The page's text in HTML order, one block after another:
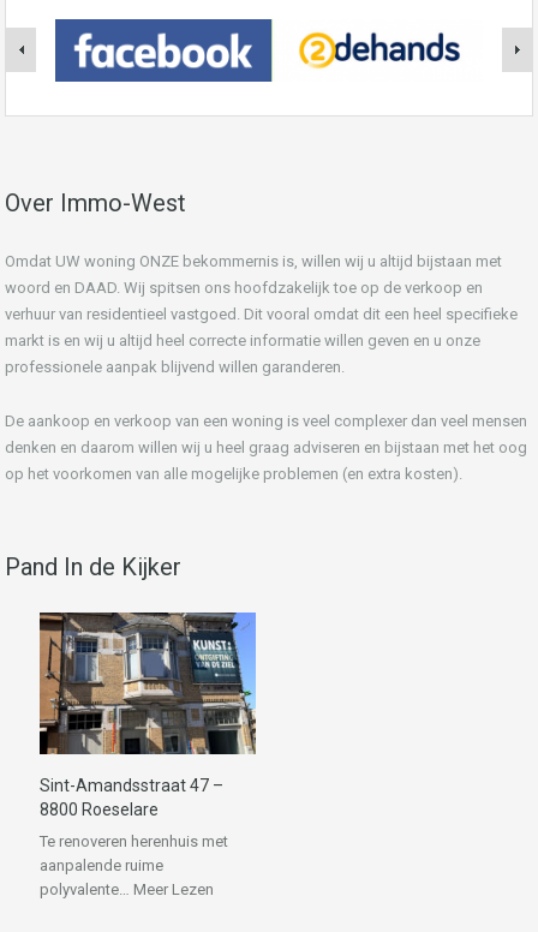
Over Immo-West
Omdat UW woning ONZE bekommernis is, willen wij u altijd bijstaan met
woord en DAAD. Wij spitsen ons hoofdzakelijk toe op de verkoop en
verhuur van residentieel vastgoed. Dit vooral omdat dit een heel specifieke
markt is en wij u altijd heel correcte informatie willen geven en u onze
professionele aanpak blijvend willen garanderen.
De aankoop en verkoop van een woning is veel complexer dan veel mensen
denken en daarom willen wij u heel graag adviseren en bijstaan met het oog
op het voorkomen van alle mogelijke problemen (en extra kosten).
Pand In de Kijker
Sint-Amandsstraat 47 –
8800 Roeselare
Te renoveren herenhuis met
aanpalende ruime
polyvalente… Meer Lezen